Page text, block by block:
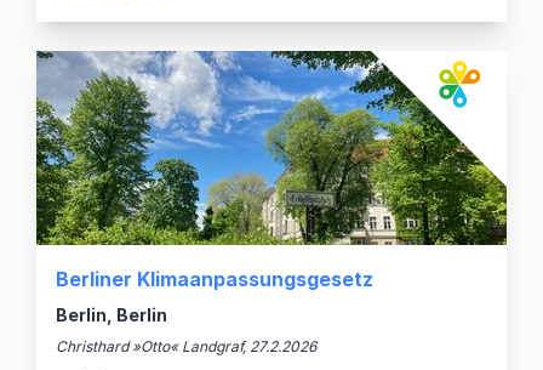
Berliner Klimaanpassungsgesetz
Berlin, Berlin
Christhard »Otto« Landgraf, 27.2.2026